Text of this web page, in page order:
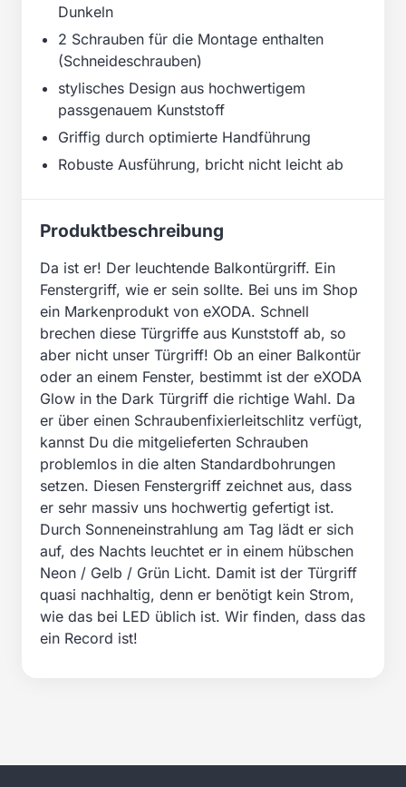
Dunkeln
2 Schrauben für die Montage enthalten
(Schneideschrauben)
stylisches Design aus hochwertigem
passgenauem Kunststoff
Griffig durch optimierte Handführung
Robuste Ausführung, bricht nicht leicht ab
Produktbeschreibung
Da ist er! Der leuchtende Balkontürgriff. Ein
Fenstergriff, wie er sein sollte. Bei uns im Shop
ein Markenprodukt von eXODA. Schnell
brechen diese Türgriffe aus Kunststoff ab, so
aber nicht unser Türgriff! Ob an einer Balkontür
oder an einem Fenster, bestimmt ist der eXODA
Glow in the Dark Türgriff die richtige Wahl. Da
er über einen Schraubenfixierleitschlitz verfügt,
kannst Du die mitgelieferten Schrauben
problemlos in die alten Standardbohrungen
setzen. Diesen Fenstergriff zeichnet aus, dass
er sehr massiv uns hochwertig gefertigt ist.
Durch Sonneneinstrahlung am Tag lädt er sich
auf, des Nachts leuchtet er in einem hübschen
Neon / Gelb / Grün Licht. Damit ist der Türgriff
quasi nachhaltig, denn er benötigt kein Strom,
wie das bei LED üblich ist. Wir finden, dass das
ein Record ist!